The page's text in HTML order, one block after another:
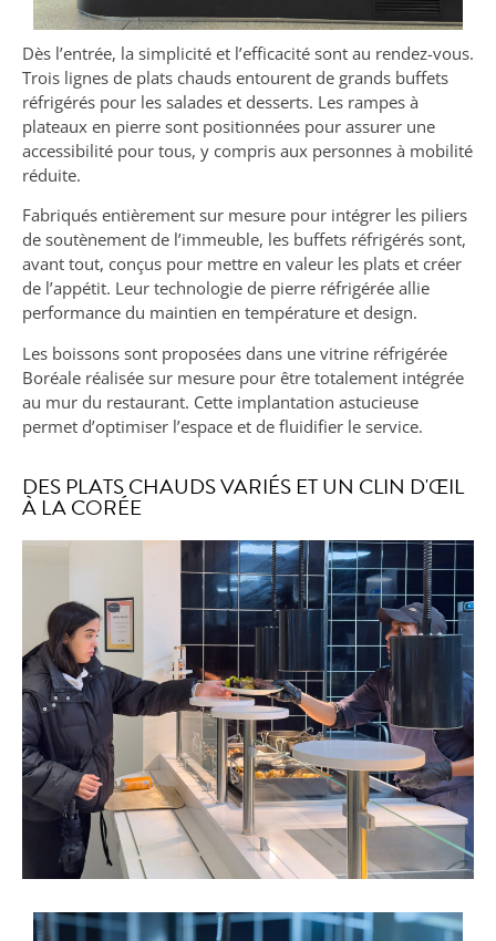
Dès l’entrée, la simplicité et l’efficacité sont au rendez-vous.
Trois lignes de plats chauds entourent de grands buffets
réfrigérés pour les salades et desserts. Les rampes à
plateaux en pierre sont positionnées pour assurer une
accessibilité pour tous, y compris aux personnes à mobilité
réduite.
Fabriqués entièrement sur mesure pour intégrer les piliers
de soutènement de l’immeuble, les buffets réfrigérés sont,
avant tout, conçus pour mettre en valeur les plats et créer
de l’appétit. Leur technologie de pierre réfrigérée allie
performance du maintien en température et design.
Les boissons sont proposées dans une vitrine réfrigérée
Boréale réalisée sur mesure pour être totalement intégrée
au mur du restaurant. Cette implantation astucieuse
permet d’optimiser l’espace et de fluidifier le service.
DES PLATS CHAUDS VARIÉS ET UN CLIN D'ŒIL
À LA CORÉE